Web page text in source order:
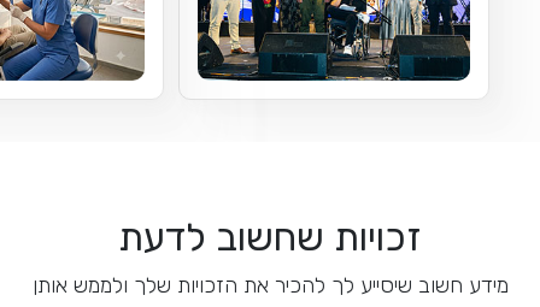
זכויות שחשוב לדעת
מידע חשוב שיסייע לך להכיר את הזכויות שלך ולממש אותן